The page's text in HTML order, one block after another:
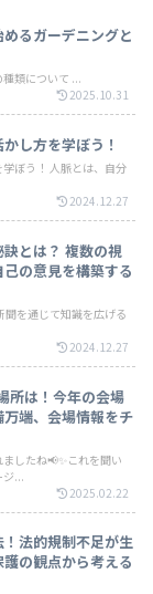
るガーデニングと
類について ...
2025.10.31
し方を学ぼう！
ぼう！ 人脈とは、自分
2024.12.27
とは？ 複数の視
の意見を構築する
聞を通じて知識を広げる
2024.12.27
所は！今年の会場
端、会場情報をチ
したね📢✨これを聞い
ジ...
2025.02.22
法的規制不足が生
の観点から考える